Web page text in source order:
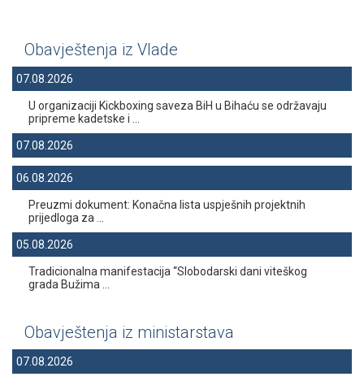
Obavještenja iz Vlade
07.08.2026
U organizaciji Kickboxing saveza BiH u Bihaću se održavaju
pripreme kadetske i ...
07.08.2026
06.08.2026
Preuzmi dokument: Konačna lista uspješnih projektnih
prijedloga za ...
05.08.2026
Tradicionalna manifestacija “Slobodarski dani viteškog
grada Bužima ...
Obavještenja iz ministarstava
07.08.2026